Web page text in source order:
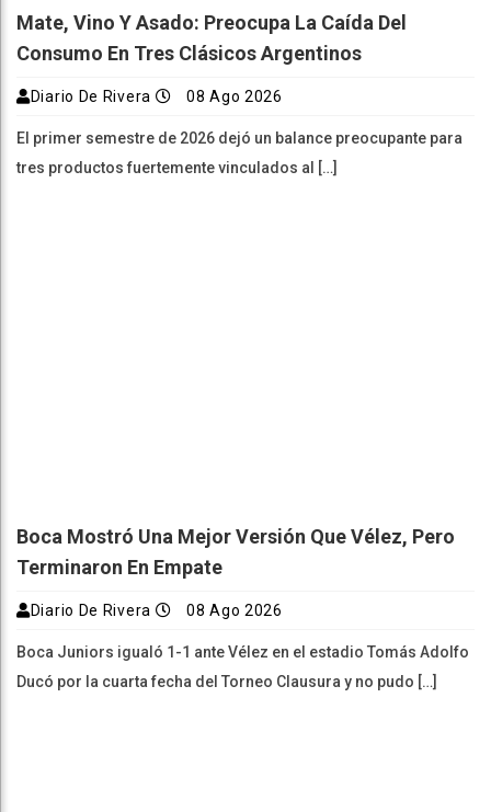
Mate, Vino Y Asado: Preocupa La Caída Del
Consumo En Tres Clásicos Argentinos
Diario De Rivera 08 Ago 2026
El primer semestre de 2026 dejó un balance preocupante para
tres productos fuertemente vinculados al […]
Boca Mostró Una Mejor Versión Que Vélez, Pero
Terminaron En Empate
Diario De Rivera 08 Ago 2026
Boca Juniors igualó 1-1 ante Vélez en el estadio Tomás Adolfo
Ducó por la cuarta fecha del Torneo Clausura y no pudo […]